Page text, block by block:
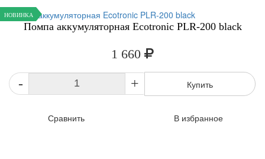
НОВИНКА
Помпа аккумуляторная Ecotronic PLR-200 black
1 660
- + Купить
Сравнить В избранное